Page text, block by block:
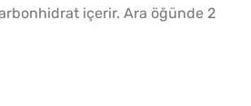
içerir. Ara öğünde 2